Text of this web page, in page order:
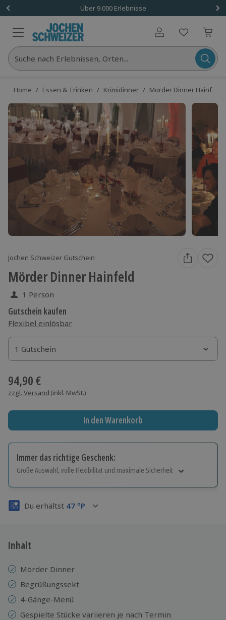
Über 9.000 Erlebnisse
Benutzerkonto
Suche nach Erlebnissen, Orten...
Home / Essen & Trinken / Krimidinner / Mörder Dinner Hainfeld
Jochen Schweizer Gutschein
Mörder Dinner Hainfeld
1 Person
Gutschein kaufen
Flexibel einlösbar
1 Gutschein
1 Gutschein
1 Gutschein
94,90 €
zzgl. Versand (inkl. MwSt.)
In den Warenkorb
Immer das richtige Geschenk:
Große Auswahl, volle Flexibilität und maximale Sicherheit
Volle Flexibilität
3 Jahre gültig & verlängerbar.
Du erhältst 47 °P
Inhalt
Mörder Dinner
Begrüßungssekt
4-Gänge-Menü
Gespielte Stücke variieren je nach Termin